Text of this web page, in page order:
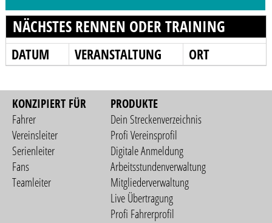
NÄCHSTES RENNEN ODER TRAINING
DATUM VERANSTALTUNG ORT
KONZIPIERT FÜR
Fahrer
Vereinsleiter
Serienleiter
Fans
Teamleiter
PRODUKTE
Dein Streckenverzeichnis
Profi Vereinsprofil
Digitale Anmeldung
Arbeitsstundenverwaltung
Mitgliederverwaltung
Live Übertragung
Profi Fahrerprofil